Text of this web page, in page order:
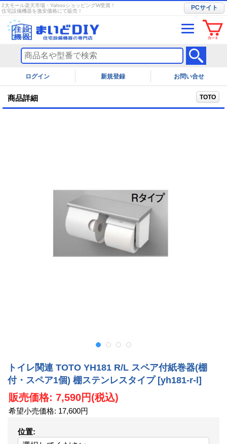
2大モール楽天市場・YahooショッピングW受賞！
住宅設備機器を激安価格にて販売！
PCサイト
ログイン お問い合せ
商品詳細 TOTO
トイレ関連 TOTO YH181 R/L スペア付紙巻器(棚
付・スペア1個) 棚ステンレスタイプ [yh181-r-l]
販売価格: 7,590円(税込)
希望小売価格: 17,600円
位置: